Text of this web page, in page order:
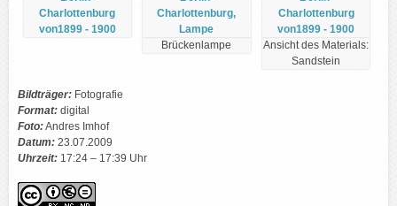
Brückenlampe
Ansicht des Materials:
Sandstein
Bildträger: Fotografie
Format: digital
Foto:Andres Imhof
Datum: 23.07.2009
Uhrzeit: 17:24 – 17:39 Uhr